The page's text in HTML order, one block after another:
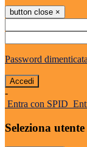
button close ×
Password
-
Entra con SPID
Seleziona utente